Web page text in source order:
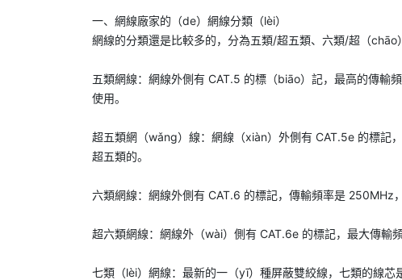
一、 網線廠家的（de）網線分類（lèi）
網線的分類還是比較多的，分為五類/超五類、六類/超（chāo
五類網線：網線外側有 CAT.5 的標（biāo）記，最高的傳
使用。
超五類網（wǎng）線：網線（xiàn）外側有 CAT.5e 的標記
超五類的。
六類網線：網線外側有 CAT.6 的標記，傳輸頻率是 250MHz
超六類網線：網線外（wài）側有 CAT.6e 的標記，最大傳輸
七類（lèi）網線：最新的一（yī）種屏蔽雙絞線，七類的線